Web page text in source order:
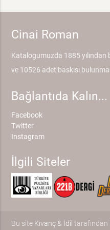
Cinai Roman
Katalogumuzda 1885
ve 10526 adet baskısı
Bağlantıda Kalın...
Facebook
Twitter
Instagram
İlgili Siteler
Bu site Kıvanç & İdil tarafından